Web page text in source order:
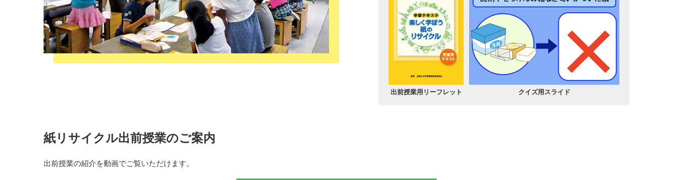
出前授業用リーフレット クイズ用スライド
紙リサイクル出前授業のご案内
出前授業の紹介を動画でご覧いただけます。